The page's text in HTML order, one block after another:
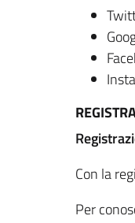
Con la
Per